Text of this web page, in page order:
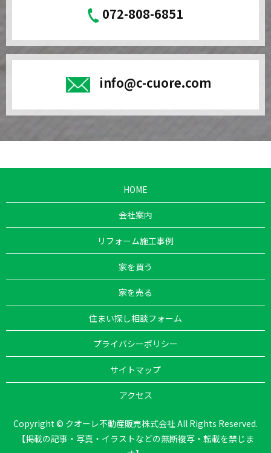
072-808-6851
info@c-cuore.com
HOME
会社案内
リフォーム施工事例
家を買う
家を売る
住まい探し相談フォーム
プライバシーポリシー
サイトマップ
アクセス
Copyright © クオーレ不動産販売株式会社 All Rights Reserved.
【掲載の記事・写真・イラストなどの無断複写・転載を禁じま